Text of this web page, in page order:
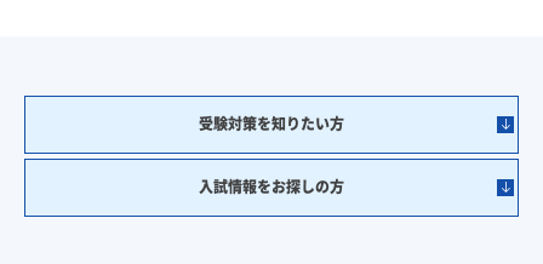
受験対策を知りたい方
入試情報をお探しの方